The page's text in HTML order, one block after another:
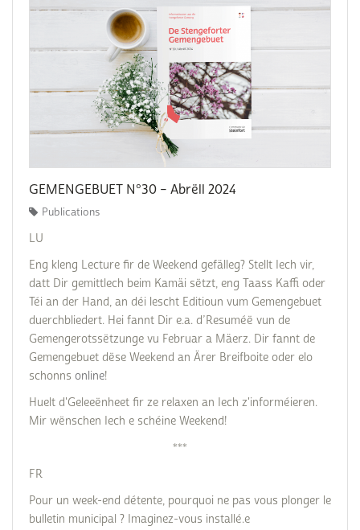
GEMENGEBUET N°30 – Abrëll 2024
Publications
LU
Eng kleng Lecture fir de Weekend gefälleg? Stellt Iech vir,
datt Dir gemittlech beim Kamäi sëtzt, eng Taass Kaffi oder
Téi an der Hand, an déi lescht Editioun vum Gemengebuet
duerchbliedert. Hei fannt Dir e.a. d’Resuméë vun de
Gemengerotssëtzunge vu Februar a Mäerz. Dir fannt de
Gemengebuet dëse Weekend an Ärer Breifboite oder elo
schonns online!
Huelt d'Geleeënheet fir ze relaxen an Iech z'informéieren.
Mir wënschen Iech e schéine Weekend!
***
FR
Pour un week-end détente, pourquoi ne pas vous plonger le
bulletin municipal ? Imaginez-vous installé.e